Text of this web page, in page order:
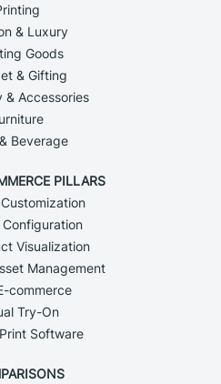
& Luxury
Goods
& Gifting
& Accessories
Beverage
PILLARS
Visualization
Management
commerce
Try-On
Software